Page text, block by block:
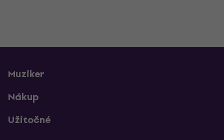
Muziker
Nákup
Užitočné